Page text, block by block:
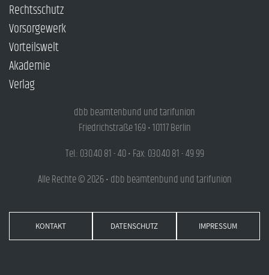
Rechtsschutz
Vorsorgewerk
Vorteilswelt
Akademie
Verlag
dbb beamtenbund und tarifunion
Friedrichstraße 169 • 10117 Berlin
Tel.: 030.40 81 - 40 • Fax: 030.40 81 - 49 99
Alle Rechte © 2026 • dbb beamtenbund und tarifunion
KONTAKT DATENSCHUTZ IMPRESSUM